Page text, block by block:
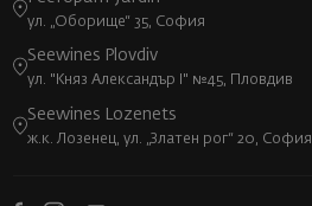
ул. „Оборище“ 35, София
Seewines Plovdiv
ул. "Княз Александър I" №45, Пловдив
Seewines Lozenets
ж.к. Лозенец, ул. „Златен рог“ 20, София